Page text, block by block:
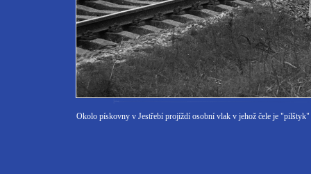
Okolo pískovny v Jestřebí projíždí osobní vlak v jehož čele je "pilštyk"